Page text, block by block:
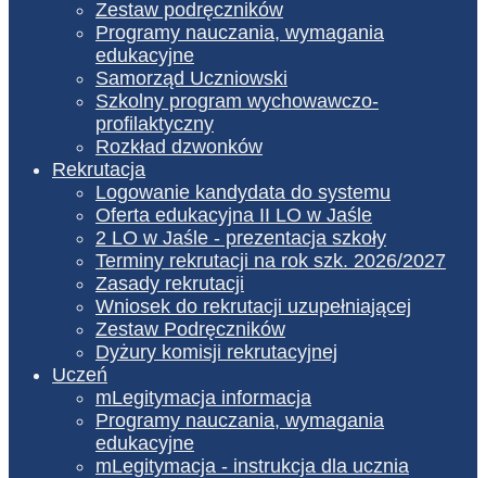
Zestaw podręczników
Programy nauczania, wymagania
edukacyjne
Samorząd Uczniowski
Szkolny program wychowawczo-
profilaktyczny
Rozkład dzwonków
Rekrutacja
Logowanie kandydata do systemu
Oferta edukacyjna II LO w Jaśle
2 LO w Jaśle - prezentacja szkoły
Terminy rekrutacji na rok szk. 2026/2027
Zasady rekrutacji
Wniosek do rekrutacji uzupełniającej
Zestaw Podręczników
Dyżury komisji rekrutacyjnej
Uczeń
mLegitymacja informacja
Programy nauczania, wymagania
edukacyjne
mLegitymacja - instrukcja dla ucznia